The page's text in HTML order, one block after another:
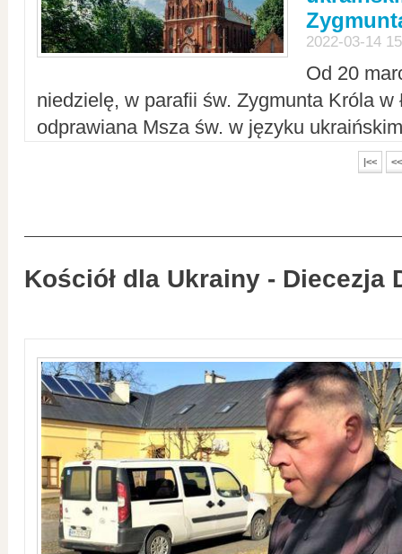
2022-03-14
Od 20
niedzielę, w parafii św. Zygmunta Króla w
odprawiana Msza św. w języku
|<< <<
Kościół dla Ukrainy - Diecezja